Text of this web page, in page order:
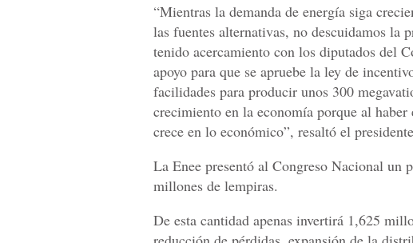
“Mientras la demanda de energía siga
las fuentes alternativas, no descuidamos la
tenido acercamiento con los diputados del
apoyo para que se apruebe la ley de
facilidades para producir unos 300
crecimiento en la economía porque al
crece en lo económico”, resaltó el
La Enee presentó al Congreso Nacional un
millones de lempiras.
De esta cantidad apenas invertirá 1,625